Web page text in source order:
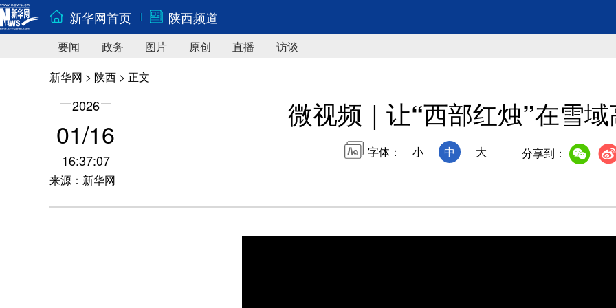
新华网首页 陕西频道
要闻 政务 图片 原创 直播
访谈
新华网 > 陕西 > 正文
2026
01/16
16:37:07
来源：新华网
微视频｜让“西部红烛”在雪
字体： 小 中 大 分享到：